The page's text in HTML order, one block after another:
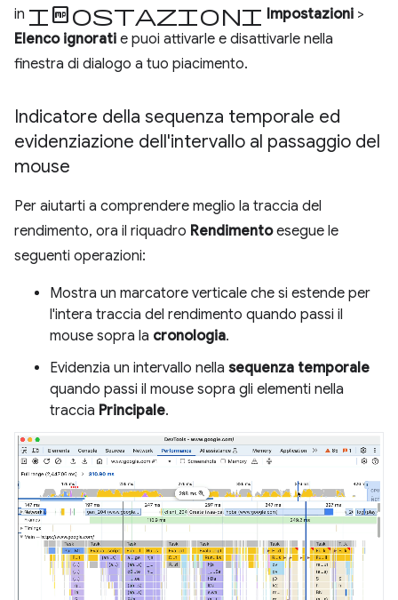
in Impostazioni Impostazioni >
Elenco ignorati e puoi attivarle e disattivarle nella
finestra di dialogo a tuo piacimento.
Indicatore della sequenza temporale ed
evidenziazione dell'intervallo al passaggio del
mouse
Per aiutarti a comprendere meglio la traccia del
rendimento, ora il riquadro Rendimentoesegue le
seguenti operazioni:
Mostra un marcatore verticale che si estende per
l'intera traccia del rendimento quando passi il
mouse sopra la cronologia.
Evidenzia un intervallo nella sequenza temporale
quando passi il mouse sopra gli elementi nella
traccia Principale.